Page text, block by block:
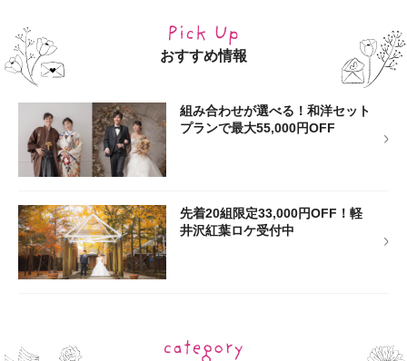
おすすめ情報
組み合わせが選べる！和洋セット
プランで最大55,000円OFF
先着20組限定33,000円OFF！軽
井沢紅葉ロケ受付中